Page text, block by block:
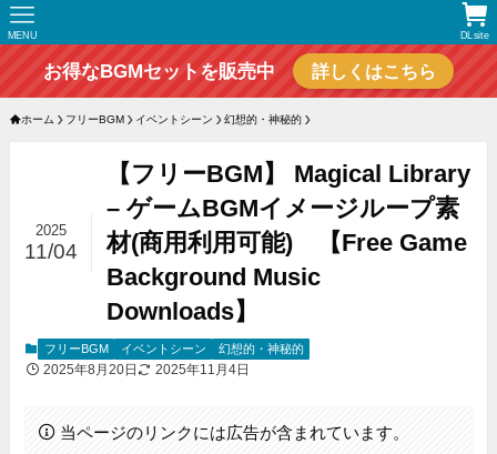
DLsite
MENU
お得なBGMセットを販売中 詳しくはこちら
ホーム フリーBGM イベントシーン 幻想的・神秘的
【フリーBGM】 Magical Library
– ゲームBGMイメージループ素
材(商用利用可能) 【Free Game
Background Music
Downloads】
2025
11/04
フリーBGM イベントシーン 幻想的・神秘的
2025年8月20日 2025年11月4日
当ページのリンクには広告が含まれています。